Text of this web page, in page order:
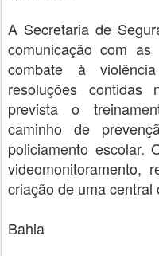
A Secretaria de
comunicação com
combate à
resoluções contidas
prevista o
caminho de
policiamento escolar.
videomonitoramento,
criação de uma central
Bahia